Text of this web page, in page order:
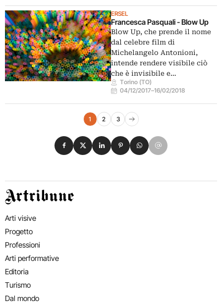
ERSEL
Francesca Pasquali - Blow Up
Blow Up, che prende il nome
dal celebre film di
Michelangelo Antonioni,
intende rendere visibile ciò
che è invisibile e…
Torino (TO)
04/12/2017–16/02/2018
Navigazione eventi
1 2 3
Pagina successiva
Condividi su Facebook
Condividi su X
Condividi su LinkedIn
Condividi su Pinterest
Condividi su WhatsApp
Condividi su Email
Artribune
Arti visive
Progetto
Professioni
Arti performative
Editoria
Turismo
Dal mondo